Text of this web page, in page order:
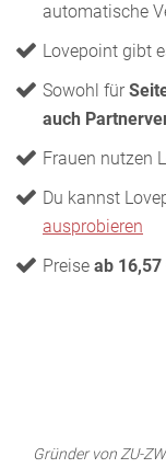
automatische
Lovepoint gibt
Sowohl für
auch
Frauen nutzen
Du kannst
ausprobieren
Preise ab
Gründer von ZU-